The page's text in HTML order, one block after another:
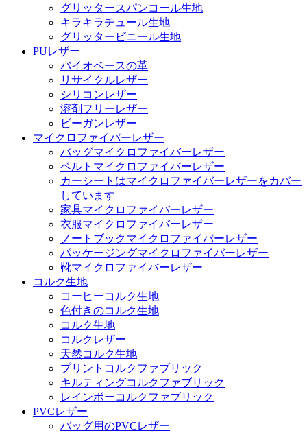
グリッタースパンコール生地
キラキラチュール生地
グリッタービニール生地
PUレザー
バイオベースの革
リサイクルレザー
シリコンレザー
溶剤フリーレザー
ビーガンレザー
マイクロファイバーレザー
バッグマイクロファイバーレザー
ベルトマイクロファイバーレザー
カーシートはマイクロファイバーレザーをカバー
しています
家具マイクロファイバーレザー
衣服マイクロファイバーレザー
ノートブックマイクロファイバーレザー
パッケージングマイクロファイバーレザー
靴マイクロファイバーレザー
コルク生地
コーヒーコルク生地
色付きのコルク生地
コルク生地
コルクレザー
天然コルク生地
プリントコルクファブリック
キルティングコルクファブリック
レインボーコルクファブリック
PVCレザー
バッグ用のPVCレザー